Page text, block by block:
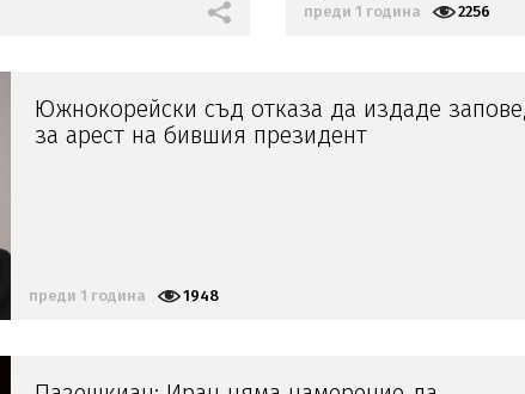
преди 1 година 2256
Южнокорейски съд отказа да издаде
за арест на бившия президент
преди 1 година 1948